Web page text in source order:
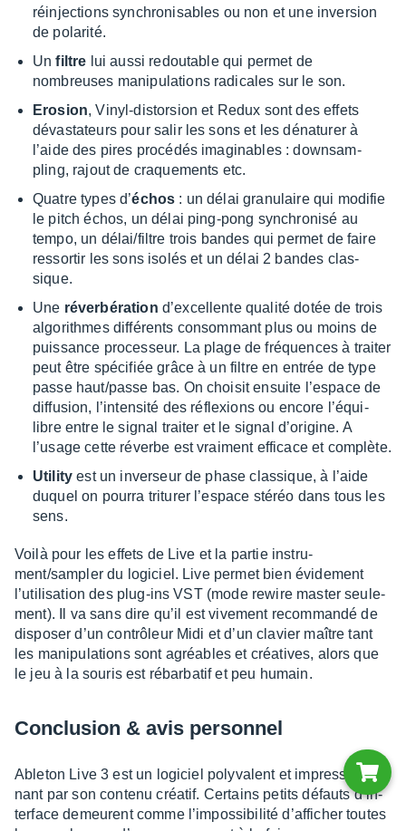
réinjec­tions synchro­ni­sables ou non et une inver­sion
de pola­rité.
Unfiltre lui aussi redou­table qui permet de
nombreuses mani­pu­la­tions radi­cales sur le son.
Erosion, Vinyl-distor­sion et Redux sont des effets
dévas­ta­teurs pour salir les sons et les déna­tu­rer à
l’aide des pires procé­dés imagi­nables : down­sam­
pling, rajout de craque­ments etc.
Quatre types d’échos : un délai granu­laire qui modi­fie
le pitch échos, un délai ping-pong synchro­nisé au
tempo, un délai/filtre trois bandes qui permet de faire
ressor­tir les sons isolés et un délai 2 bandes clas­
sique.
Une réver­bé­ra­tion d’ex­cel­lente qualité dotée de trois
algo­rithmes diffé­rents consom­mant plus ou moins de
puis­sance proces­seur. La plage de fréquences à trai­ter
peut être spéci­fiée grâce à un filtre en entrée de type
passe haut/passe bas. On choi­sit ensuite l’es­pace de
diffu­sion, l’in­ten­sité des réflexions ou encore l’équi­
libre entre le signal trai­ter et le signal d’ori­gine. A
l’usage cette réverbe est vrai­ment effi­cace et complète.
Utility est un inver­seur de phase clas­sique, à l’aide
duquel on pourra tritu­rer l’es­pace stéréo dans tous les
sens.
Voilà pour les effets de Live et la partie instru­
ment/sampler du logi­ciel. Live permet bien évide­ment
l’uti­li­sa­tion des plug-ins VST (mode rewire master seule­
ment). Il va sans dire qu’il est vive­ment recom­mandé de
dispo­ser d’un contrô­leur Midi et d’un clavier maître tant
les mani­pu­la­tions sont agréables et créa­tives, alors que
le jeu à la souris est rébar­ba­tif et peu humain.
Conclu­sion & avis person­nel
Able­ton Live 3 est un logi­ciel poly­va­lent et impres­sion­
nant par son contenu créa­tif. Certains petits défauts d’in­
ter­face demeurent comme l’im­pos­si­bi­lité d’af­fi­cher toutes